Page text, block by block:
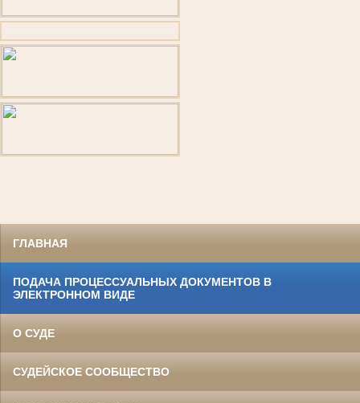
ГЛАВНАЯ
ПОДАЧА ПРОЦЕССУАЛЬНЫХ ДОКУМЕНТОВ В
ЭЛЕКТРОННОМ ВИДЕ
О СУДЕ
СУДЕЙСКОЕ СООБЩЕСТВО